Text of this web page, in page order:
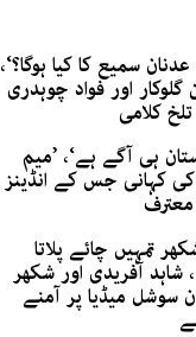
سمیع کا کیا ہوگا؟‘،
گلوکار اور فواد چوہدری
کلامی
ہی آگے ہے‘، ’میم
کی کہانی جس کے انڈینز
تمہیں چائے پلاتا
شاہد آفریدی اور شکھر
سوشل میڈیا پر آمنے